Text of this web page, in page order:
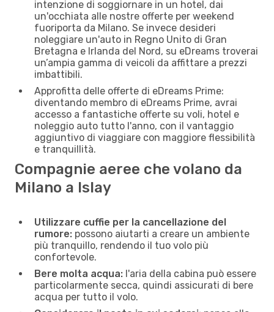
intenzione di soggiornare in un hotel, dai
un'occhiata alle nostre offerte per weekend
fuoriporta da Milano. Se invece desideri
noleggiare un'auto in Regno Unito di Gran
Bretagna e Irlanda del Nord, su eDreams troverai
un’ampia gamma di veicoli da affittare a prezzi
imbattibili.
Approfitta delle offerte di eDreams Prime:
diventando membro di eDreams Prime, avrai
accesso a fantastiche offerte su voli, hotel e
noleggio auto tutto l'anno, con il vantaggio
aggiuntivo di viaggiare con maggiore flessibilità
e tranquillità.
Compagnie aeree che volano da
Milano a Islay
Utilizzare cuffie per la cancellazione del
rumore: possono aiutarti a creare un ambiente
più tranquillo, rendendo il tuo volo più
confortevole.
Bere molta acqua: l'aria della cabina può essere
particolarmente secca, quindi assicurati di bere
acqua per tutto il volo.